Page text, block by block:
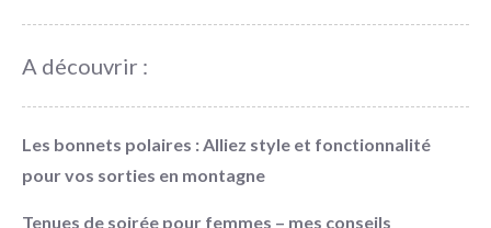
A découvrir :
Les bonnets polaires : Alliez style et fonctionnalité
pour vos sorties en montagne
Tenues de soirée pour femmes – mes conseils